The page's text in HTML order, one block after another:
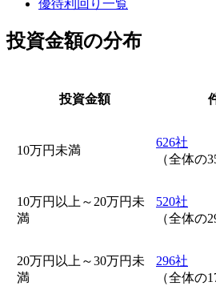
優待利回り一覧
投資金額の分布
投資金額
10万円未満
626社
（全体の
10万円以上～20万円未
満
520社
（全体の
20万円以上～30万円未
満
296社
（全体の